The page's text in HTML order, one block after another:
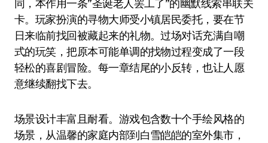
同，本作用一条”圣诞老人罢工了”的幽默线索串联关
卡。玩家扮演的寻物大师受小镇居民委托，要在节
日来临前找回被藏起来的礼物。过场对话充满自嘲
式的玩笑，把原本可能单调的找物过程变成了一段
轻松的喜剧冒险。每一章结尾的小反转，也让人愿
意继续翻找下去。
场景设计丰富且耐看。游戏包含数十个手绘风格的
场景，从温馨的家庭内部到白雪皑皑的室外集市，